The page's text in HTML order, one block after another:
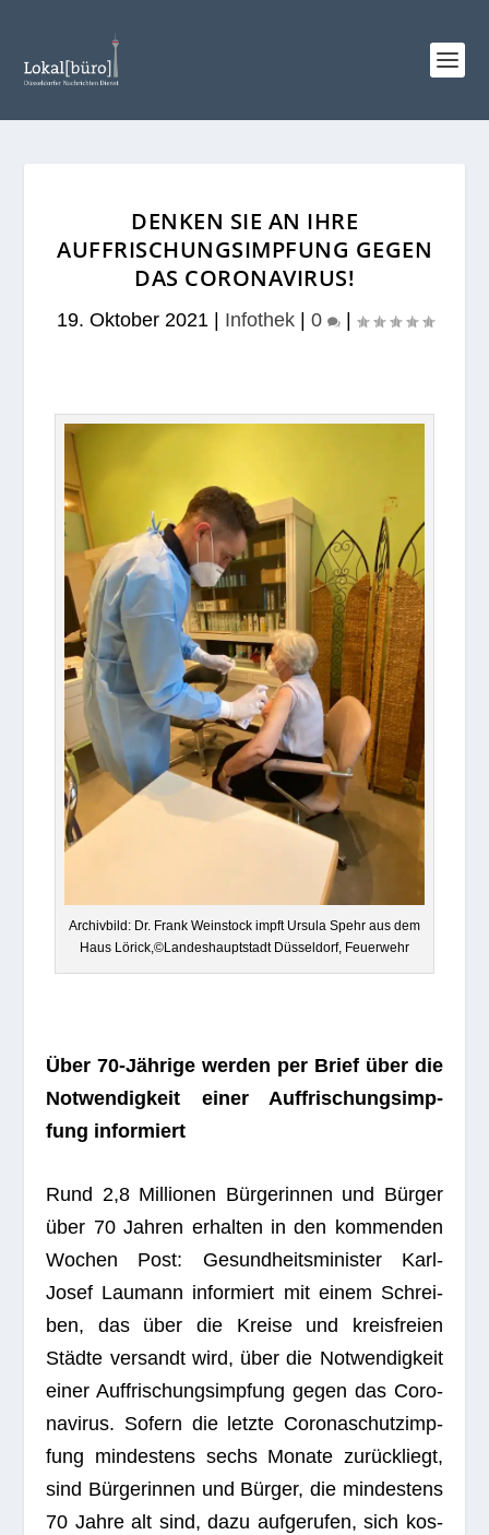
DENKEN SIE AN IHRE
AUFFRISCHUNGSIMPFUNG GEGEN
DAS CORONAVIRUS!
19. Oktober 2021| Infothek| 0 |
Archiv­bild: Dr. Frank Wein­stock impft Ursula Spehr aus dem
Haus Lörick,©Landeshauptstadt Düs­sel­dorf, Feuerwehr
Über 70-Jäh­rige wer­den per Brief über die
Not­wen­dig­keit einer Auf­fri­schungs­imp­
fung informiert
Rund 2,8 Mil­lio­nen Bür­ge­rin­nen und Bür­ger
über 70 Jah­ren erhal­ten in den kom­men­den
Wochen Post: Gesund­heits­mi­nis­ter Karl-
Josef Lau­mann infor­miert mit einem Schrei­
ben, das über die Kreise und kreis­freien
Städte ver­sandt wird, über die Not­wen­dig­keit
einer Auf­fri­schungs­imp­fung gegen das Coro­
na­vi­rus. Sofern die letzte Coro­naschutz­imp­
fung min­des­tens sechs Monate zurück­liegt,
sind Bür­ge­rin­nen und Bür­ger, die min­des­tens
70 Jahre alt sind, dazu auf­ge­ru­fen, sich kos­